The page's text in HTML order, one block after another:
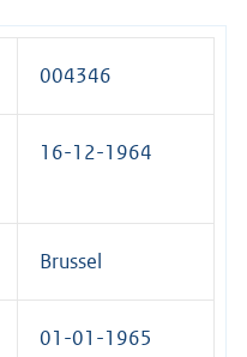
004346
16-12-1964
Brussel
01-01-1965